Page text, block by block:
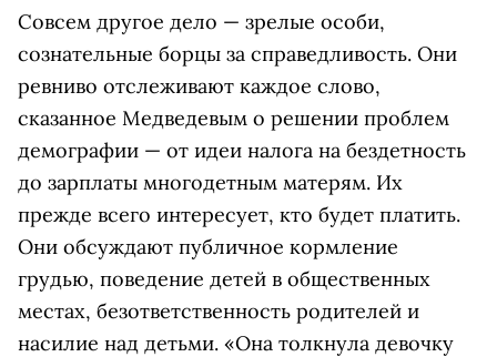
Совсем другое дело — зрелые особи,
сознательные борцы за справедливость. Они
ревниво отслеживают каждое слово,
сказанное Медведевым о решении проблем
демографии — от идеи налога на бездетность
до зарплаты многодетным матерям. Их
прежде всего интересует, кто будет платить.
Они обсуждают публичное кормление
грудью, поведение детей в общественных
местах, безответственность родителей и
насилие над детьми. «Она толкнула девочку